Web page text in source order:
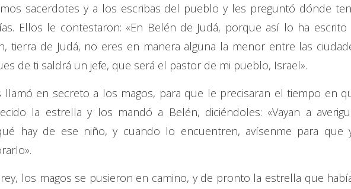
sacerdotes y a los escribas del pueblo y les preguntó dónde
Ellos le contestaron: «En Belén de Judá, porque así lo ha escrito
tierra de Judá, no eres en manera alguna la menor entre las
de ti saldrá un jefe, que será el pastor de mi pueblo, Israel».
llamó en secreto a los magos, para que le precisaran el tiempo en
la estrella y los mandó a Belén, diciéndoles: «Vayan a
hay de ese niño, y cuando lo encuentren, avísenme para que
los magos se pusieron en camino, y de pronto la estrella que